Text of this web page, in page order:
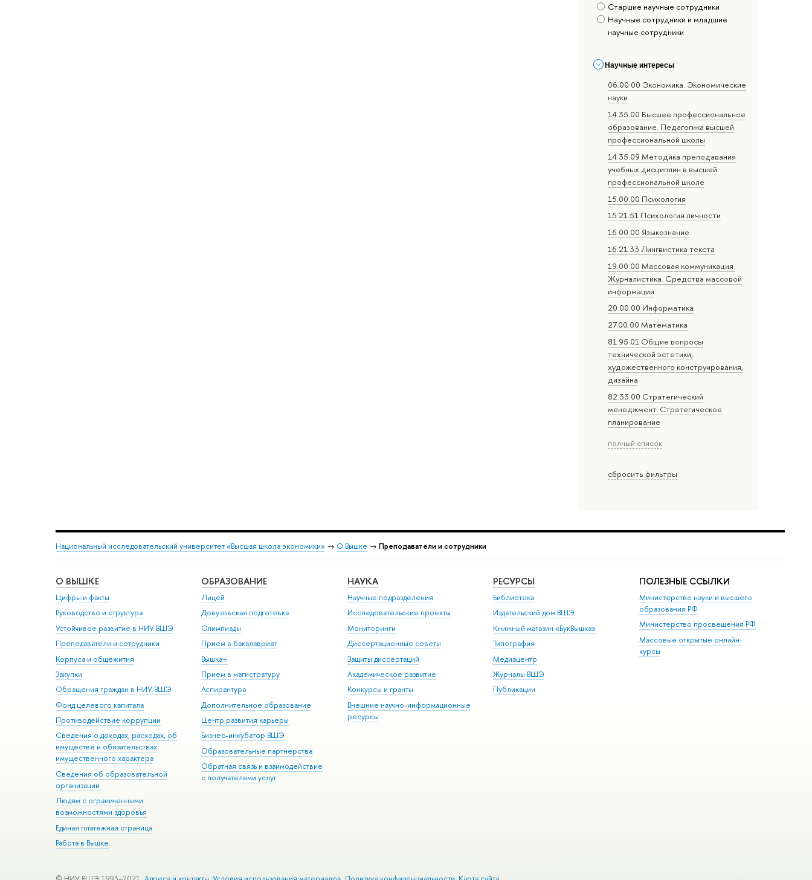
Старшие научные сотрудники
Научные сотрудники и младшие
научные сотрудники
Научные интересы
06.00.00 Экономика. Экономические
науки
14.35.00 Высшее профессиональное
образование. Педагогика высшей
профессиональной школы
14.35.09 Методика преподавания
учебных дисциплин в высшей
профессиональной школе
15.00.00 Психология
15.21.51 Психология личности
16.00.00 Языкознание
16.21.33 Лингвистика текста
19.00.00 Массовая коммуникация.
Журналистика. Средства массовой
информации
20.00.00 Информатика
27.00.00 Математика
81.95.01 Общие вопросы
технической эстетики,
художественного конструирования,
дизайна
82.33.00 Стратегический
менеджмент. Стратегическое
планирование
полный список
сбросить фильтры
Национальный исследовательский университет «Высшая школа экономики» → О Вышке → Преподаватели и сотрудники
О ВЫШКЕ
Цифры и факты
Руководство и структура
Устойчивое развитие в НИУ ВШЭ
Преподаватели и сотрудники
Корпуса и общежития
Закупки
Обращения граждан в НИУ ВШЭ
Фонд целевого капитала
Противодействие коррупции
Сведения о доходах, расходах, об
имуществе и обязательствах
имущественного характера
Сведения об образовательной
организации
Людям с ограниченными
возможностями здоровья
Единая платежная страница
Работа в Вышке
ОБРАЗОВАНИЕ
Лицей
Довузовская подготовка
Олимпиады
Прием в бакалавриат
Вышка+
Прием в магистратуру
Аспирантура
Дополнительное образование
Центр развития карьеры
Бизнес-инкубатор ВШЭ
Образовательные партнерства
Обратная связь и взаимодействие
с получателями услуг
НАУКА
Научные подразделения
Исследовательские проекты
Мониторинги
Диссертационные советы
Защиты диссертаций
Академическое развитие
Конкурсы и гранты
Внешние научно-информационные
ресурсы
РЕСУРСЫ
Библиотека
Издательский дом ВШЭ
Книжный магазин «БукВышка»
Типография
Медиацентр
Журналы ВШЭ
Публикации
ПОЛЕЗНЫЕ ССЫЛКИ
Министерство науки и высшего
образования РФ
Министерство просвещения РФ
Массовые открытые онлайн-
курсы